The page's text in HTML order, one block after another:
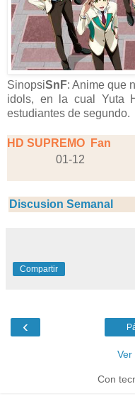
SinopsiSnF: Anime que
idols, en la cual Yuta
estudiantes de segundo.
HD SUPREMO Fan
01-12
Discusion Semanal
Compartir
‹
Ver
Con